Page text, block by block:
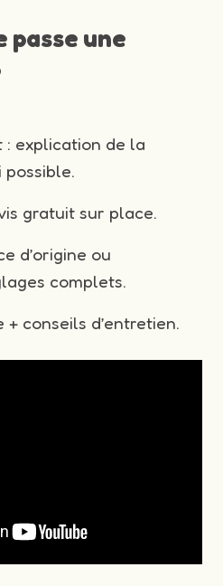
passe une
: explication de la
possible.
gratuit sur place.
d’origine ou
complets.
conseils d’entretien.